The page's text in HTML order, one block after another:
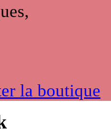
la boutique